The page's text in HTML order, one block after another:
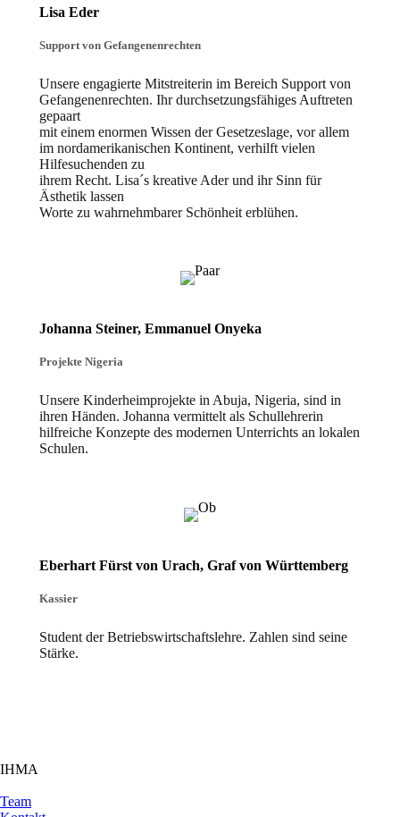
Lisa Eder
Support von Gefangenenrechten
Unsere engagierte Mitstreiterin im Bereich Support von
Gefangenenrechten. Ihr durchsetzungsfähiges Auftreten
gepaart
mit einem enormen Wissen der Gesetzeslage, vor allem
im nordamerikanischen Kontinent, verhilft vielen
Hilfesuchenden zu
ihrem Recht. Lisa´s kreative Ader und ihr Sinn für
Ästhetik lassen
Worte zu wahrnehmbarer Schönheit erblühen.
Johanna Steiner, Emmanuel Onyeka
Projekte Nigeria
Unsere Kinderheimprojekte in Abuja, Nigeria, sind in
ihren Händen. Johanna vermittelt als Schullehrerin
hilfreiche Konzepte des modernen Unterrichts an lokalen
Schulen.
Eberhart Fürst von Urach, Graf von Württemberg
Kassier
Student der Betriebswirtschaftslehre. Zahlen sind seine
Stärke.
IHMA
Team